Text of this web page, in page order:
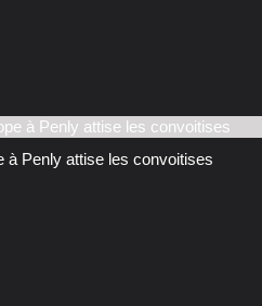
à Penly attise les convoitises